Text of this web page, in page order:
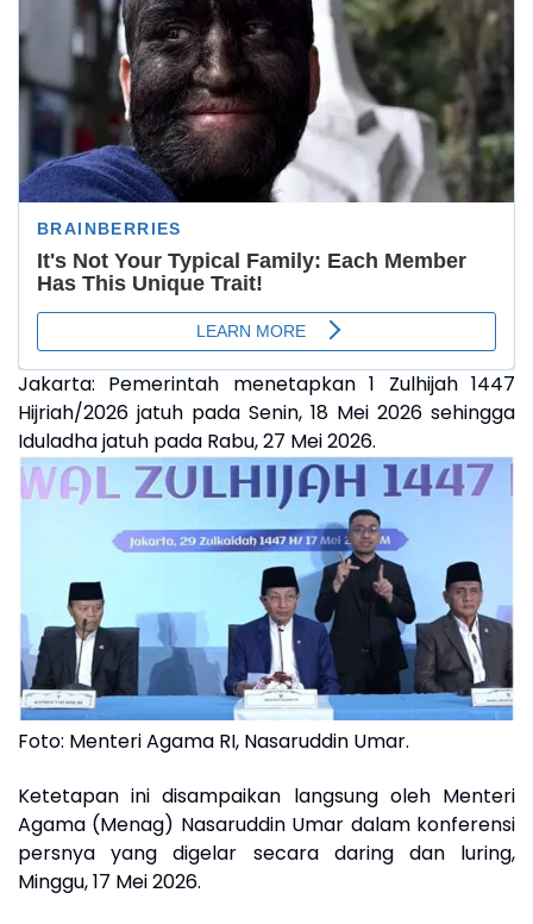
Jakarta: Pemerintah menetapkan 1 Zulhijah 1447
Hijriah/2026 jatuh pada Senin, 18 Mei 2026 sehingga
Iduladha jatuh pada Rabu, 27 Mei 2026.
Foto: Menteri Agama RI, Nasaruddin Umar.
Ketetapan ini disampaikan langsung oleh Menteri
Agama (Menag) Nasaruddin Umar dalam konferensi
persnya yang digelar secara daring dan luring,
Minggu, 17 Mei 2026.